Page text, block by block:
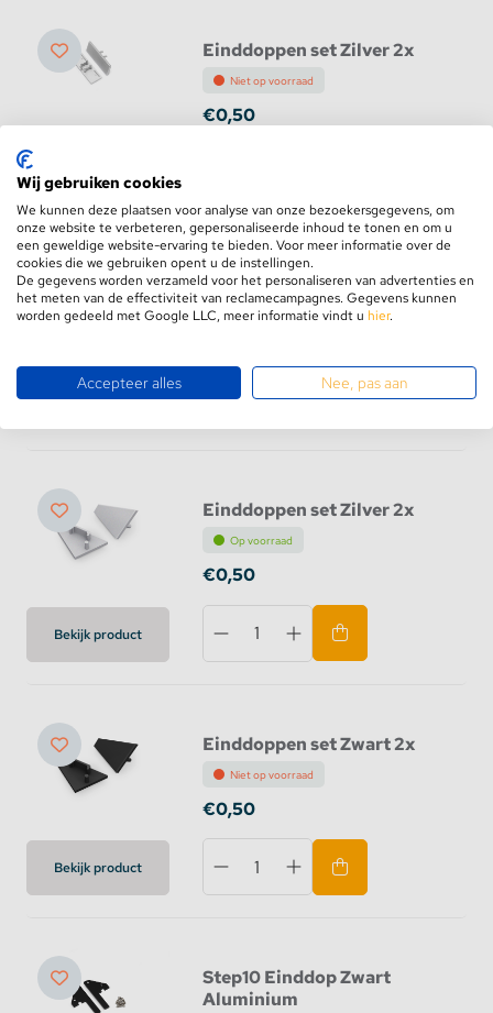
Einddoppen set Zilver 2x
Niet op voorraad
€0,50
Bekijk product
Einddoppen set Zilver 2x
Niet op voorraad
Bekijk product
Einddoppen set Zilver 2x
Op voorraad
€0,50
Bekijk product
Einddoppen set Zwart 2x
Niet op voorraad
€0,50
Step10 Einddop Zwart
Aluminium
Wij gebruiken cookies
We kunnen deze plaatsen voor analyse van onze bezoekersgegevens, om
onze website te verbeteren, gepersonaliseerde inhoud te tonen en om u
een geweldige website-ervaring te bieden. Voor meer informatie over de
cookies die we gebruiken opent u de instellingen.
De gegevens worden verzameld voor het personaliseren van advertenties en
het meten van de effectiviteit van reclamecampagnes. Gegevens kunnen
worden gedeeld met Google LLC, meer informatie vindt u hier.
Accepteer alles Nee, pas aan